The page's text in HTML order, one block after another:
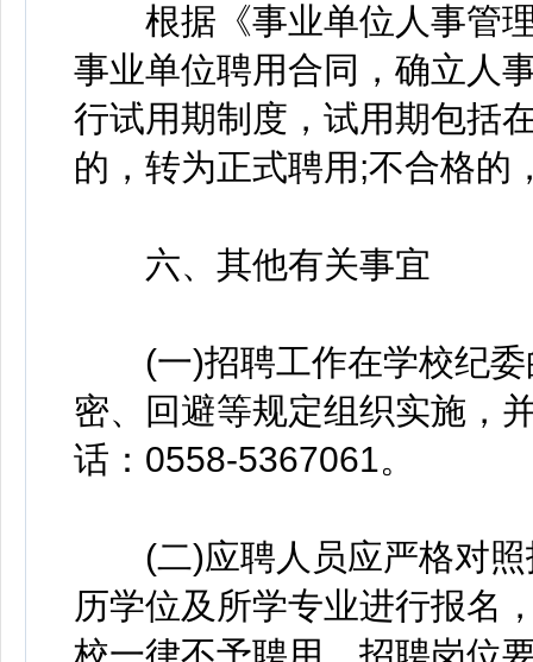
根据《事业单位人事管理
事业单位聘用合同，确立人
行试用期制度，试用期包括
的，转为正式聘用;不合格的
六、其他有关事宜
(一)招聘工作在学校纪委
密、回避等规定组织实施，
话：0558-5367061。
(二)应聘人员应严格对照
历学位及所学专业进行报名